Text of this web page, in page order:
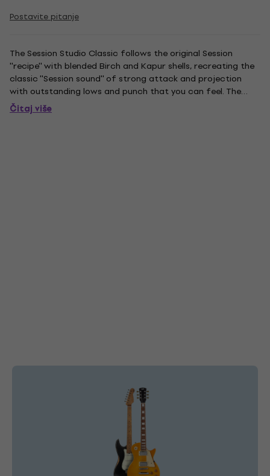
Postavite pitanje
The Session Studio Classic follows the original Session
''recipe'' with blended Birch and Kapur shells, recreating the
classic ''Session sound'' of strong attack and projection
with outstanding lows and punch that you can feel. The
reinvented SSC are finished in the same gorgeous high-gloss
''31 step'' lacquer finishes that are featured on...
Čitaj više